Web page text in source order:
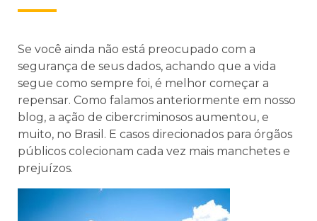
Se você ainda não está preocupado com a
segurança de seus dados, achando que a vida
segue como sempre foi, é melhor começar a
repensar. Como falamos anteriormente em nosso
blog, a ação de cibercriminosos aumentou, e
muito, no Brasil. E casos direcionados para órgãos
públicos colecionam cada vez mais manchetes e
prejuízos.